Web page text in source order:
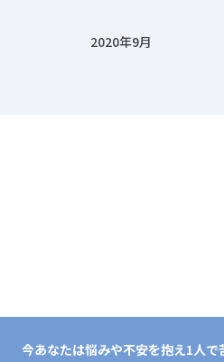
2020年9月
今あなたは悩みや不安を抱え1人で